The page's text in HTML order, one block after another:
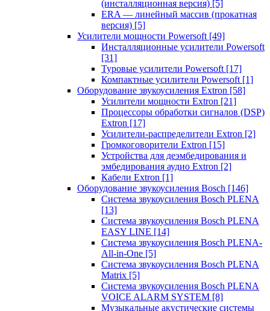
(инсталляционная версия) [5]
ERA — линейный массив (прокатная
версия) [5]
Усилители мощности Powersoft [49]
Инсталляционные усилители Powersoft
[31]
Туровые усилители Powersoft [17]
Компактные усилители Powersoft [1]
Оборудование звукоусиления Extron [58]
Усилители мощности Extron [21]
Процессоры обработки сигналов (DSP)
Extron [17]
Усилители-распределители Extron [2]
Громкоговорители Extron [15]
Устройства для деэмбедирования и
эмбедирования аудио Extron [2]
Кабели Extron [1]
Оборудование звукоусиления Bosch [146]
Система звукоусиления Bosch PLENA
[13]
Система звукоусиления Bosch PLENA
EASY LINE [14]
Система звукоусиления Bosch PLENA-
All-in-One [5]
Система звукоусиления Bosch PLENA
Matrix [5]
Система звукоусиления Bosch PLENA
VOICE ALARM SYSTEM [8]
Музыкальные акустические системы